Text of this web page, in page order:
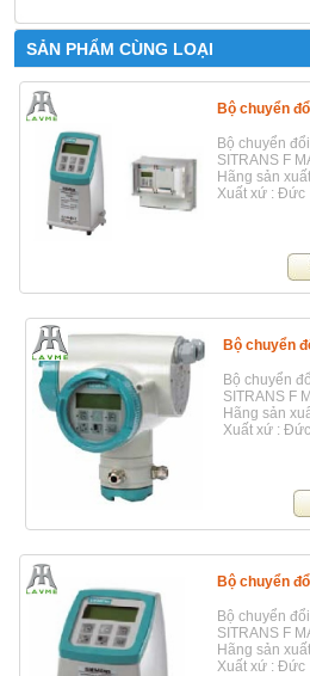
SẢN PHẨM CÙNG LOẠI
Bộ chuyển
Bộ chuyển
SITRANS F
Hãng sản
Xuất xứ : Đức
Bộ chuyển
Bộ chuyển
SITRANS F
Hãng sản
Xuất xứ : Đức
Bộ chuyển
Bộ chuyển
SITRANS F
Hãng sản
Xuất xứ : Đức